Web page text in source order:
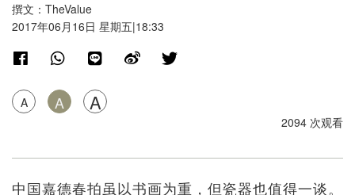
撰文：TheValue
2017年06月16日 星期五|18:33
A A A
2094 次观看
中国嘉德春拍虽以书画为重，但瓷器也值得一谈。